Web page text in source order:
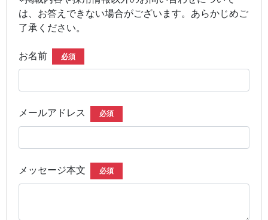
は、お答えできない場合がございます。あらかじめご
了承ください。
お名前 必須
メールアドレス 必須
メッセージ本文 必須